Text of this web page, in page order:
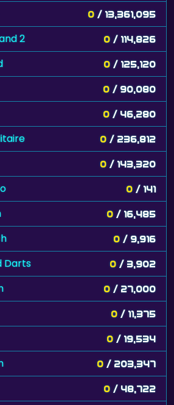
0 / 13,361,095
2 0 / 114,826
0 / 125,120
0 / 90,080
0 / 46,280
0 / 236,812
0 / 143,320
0 / 141
0 / 16,485
0 / 9,916
Darts 0 / 3,902
0 / 27,000
0 / 11,375
0 / 19,534
0 / 203,347
0 / 48,722